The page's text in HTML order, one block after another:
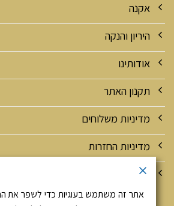
אקנה
היריון והנקה
אודותינו
תקנון האתר
מדיניות משלוחים
מדיניות החזרות
מדיניות אבטחה ופרטיות
אתר זה משתמש בעוגיות כדי לשפר את